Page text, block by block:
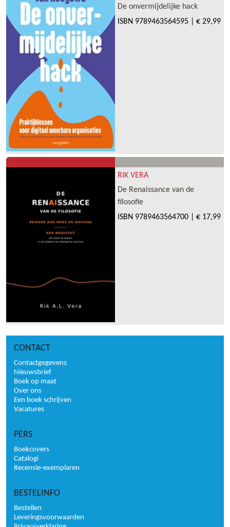
De onvermijdelijke hack
ISBN 9789463564595 € 29,99
RIK VERA
De Renaissance van de
filosofie
ISBN 9789463564700 € 17,99
CONTACT
Contactgegevens
Nieuwsbrief
Boek op maat
Over ons
Een boek schrijven
Vacatures
PERS
Boekcovers
Catalogi
Recensie-exemplaren
BESTELINFO
Bestellen
Leveringsvoorwaarden